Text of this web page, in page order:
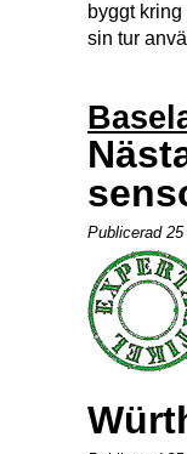
byggt
sin tur
Publicerad